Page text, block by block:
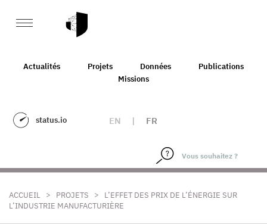
Actualités Projets Données
Publications
Missions
status.io EN | FR
ACCUEIL > PROJETS >
L’EFFET DES PRIX DE L’ÉNERGIE SUR
L’INDUSTRIE MANUFACTURIÈRE